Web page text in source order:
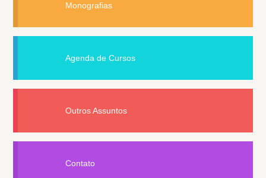
Monografias
Agenda de Cursos
Outros Assuntos
Contato